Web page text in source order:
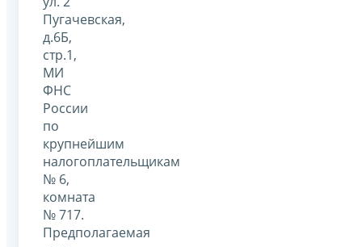
Пугачевская,
д.6Б,
стр.1,
МИ
ФНС
России
по
крупнейшим
налогоплательщикам
№ 6,
комната
№ 717.
Предполагаемая